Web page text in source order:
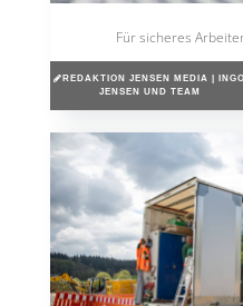
Für sicheres
REDAKTION JENSEN MEDIA | INGO
JENSEN UND TEAM